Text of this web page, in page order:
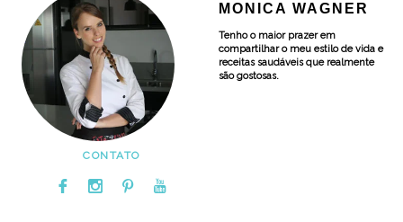
MONICA WAGNER
Tenho o maior prazer em
compartilhar o meu estilo de vida e
receitas saudáveis que realmente
são gostosas.
CONTATO